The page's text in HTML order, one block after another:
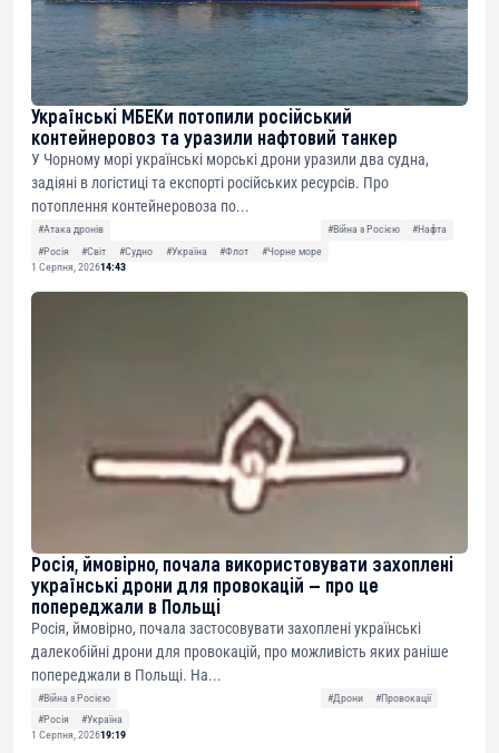
Українські МБЕКи потопили російський
контейнеровоз та уразили нафтовий танкер
У Чорному морі українські морські дрони уразили два судна,
задіяні в логістиці та експорті російських ресурсів. Про
потоплення контейнеровоза по...
#Атака дронів #Війна з Росією
#Нафта
#Росія
#Світ #Судно #Україна #Флот
#Чорне море
1 Серпня, 202614:43
Росія, ймовірно, почала використовувати захоплені
українські дрони для провокацій — про це
попереджали в Польщі
Росія, ймовірно, почала застосовувати захоплені українські
далекобійні дрони для провокацій, про можливість яких раніше
попереджали в Польщі. На...
#Війна з Росією #Дрони
#Провокації
#Росія
#Україна
1 Серпня, 202619:19